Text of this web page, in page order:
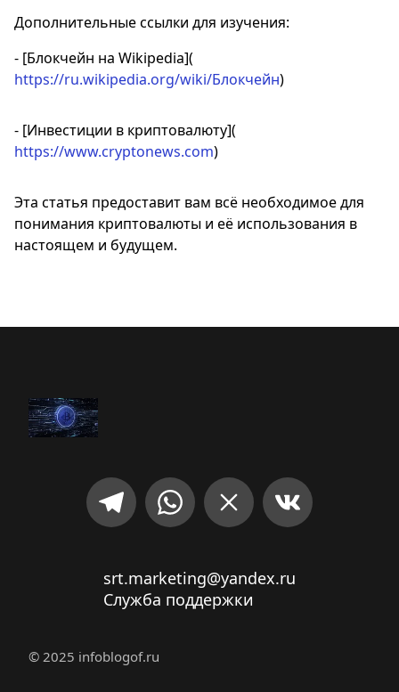
Дополнительные ссылки для изучения:
- [Блокчейн на Wikipedia](
https://ru.wikipedia.org/wiki/Блокчейн)
- [Инвестиции в криптовалюту](
https://www.cryptonews.com)
Эта статья предоставит вам всё необходимое для
понимания криптовалюты и её использования в
настоящем и будущем.
srt.marketing@yandex.ru
Служба поддержки
© 2025 infoblogof.ru